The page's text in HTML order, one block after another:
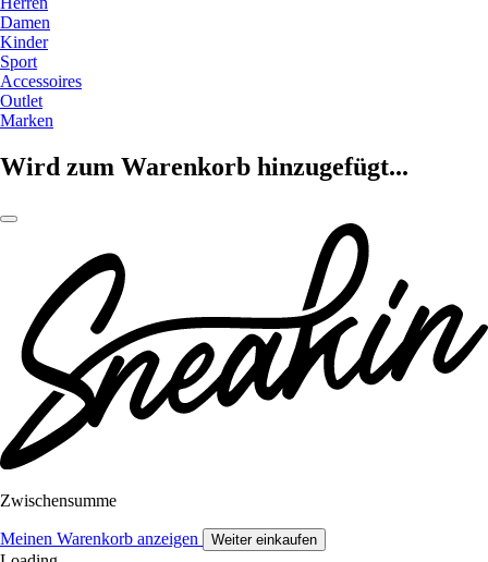
Damen
Kinder
Sport
Accessoires
Outlet
Marken
Wird zum Warenkorb hinzugefügt...
Zwischensumme
Meinen Warenkorb anzeigen Weiter einkaufen